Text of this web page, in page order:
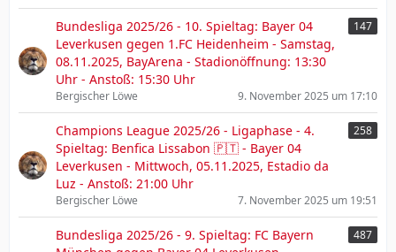
Bundesliga 2025/26 - 10. Spieltag: Bayer 04
Leverkusen gegen 1.FC Heidenheim - Samstag,
08.11.2025, BayArena - Stadionöffnung: 13:30
Uhr - Anstoß: 15:30 Uhr
147
Bergischer Löwe 9. November 2025 um 17:10
Champions League 2025/26 - Ligaphase - 4.
Spieltag: Benfica Lissabon 🇵🇹 - Bayer 04
Leverkusen - Mittwoch, 05.11.2025, Estadio da
Luz - Anstoß: 21:00 Uhr
258
Bergischer Löwe 7. November 2025 um 19:51
Bundesliga 2025/26 - 9. Spieltag: FC Bayern
487